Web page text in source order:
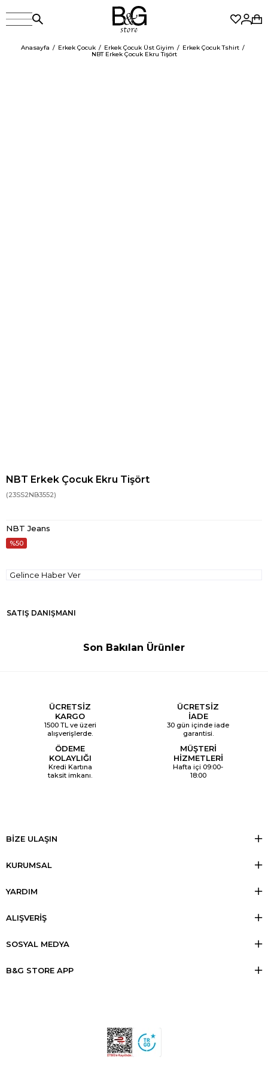
Anasayfa Erkek Çocuk Erkek Çocuk Üst Giyim
Erkek Çocuk Tshirt
NBT Erkek Çocuk Ekru Tişört
NBT Erkek Çocuk Ekru Tişört
(23SS2NB3552)
NBT Jeans
50
Gelince Haber Ver
SATIŞ DANIŞMANI
Son Bakılan Ürünler
ÜCRETSİZ
KARGO
1500 TL ve üzeri
alışverişlerde.
ÜCRETSİZ
İADE
30 gün içinde iade
garantisi.
ÖDEME
KOLAYLIĞI
Kredi Kartına
taksit imkanı.
MÜŞTERİ
HİZMETLERİ
Hafta içi 09:00-
18:00
BİZE ULAŞIN
KURUMSAL
YARDIM
ALIŞVERİŞ
SOSYAL MEDYA
B&G STORE APP